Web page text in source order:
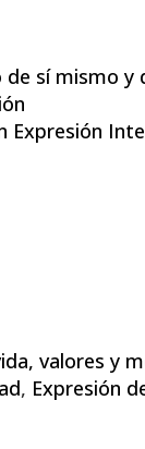
de sí mismo y
Expresión
valores y
, Expresión